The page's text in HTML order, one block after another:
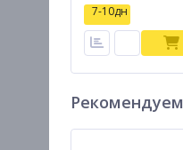
7-10дн
Рекомендуем